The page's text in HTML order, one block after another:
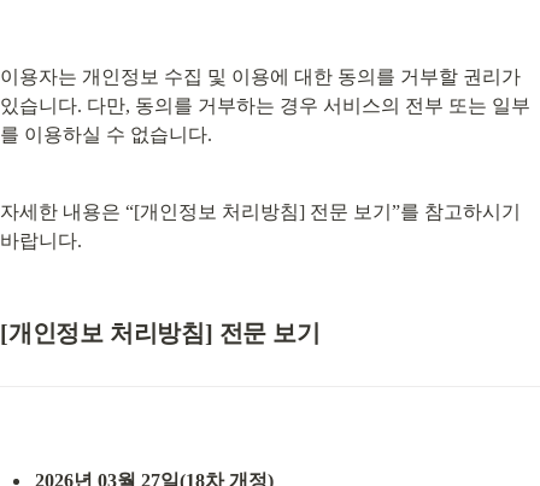
이용자는 개인정보 수집 및 이용에 대한 동의를 거부할 권리가
있습니다. 다만, 동의를 거부하는 경우 서비스의 전부 또는 일부
를 이용하실 수 없습니다.
자세한 내용은 “[개인정보 처리방침] 전문 보기”를 참고하시기
바랍니다.
[개인정보 처리방침] 전문 보기
2026년 03월 27일(18차 개정)